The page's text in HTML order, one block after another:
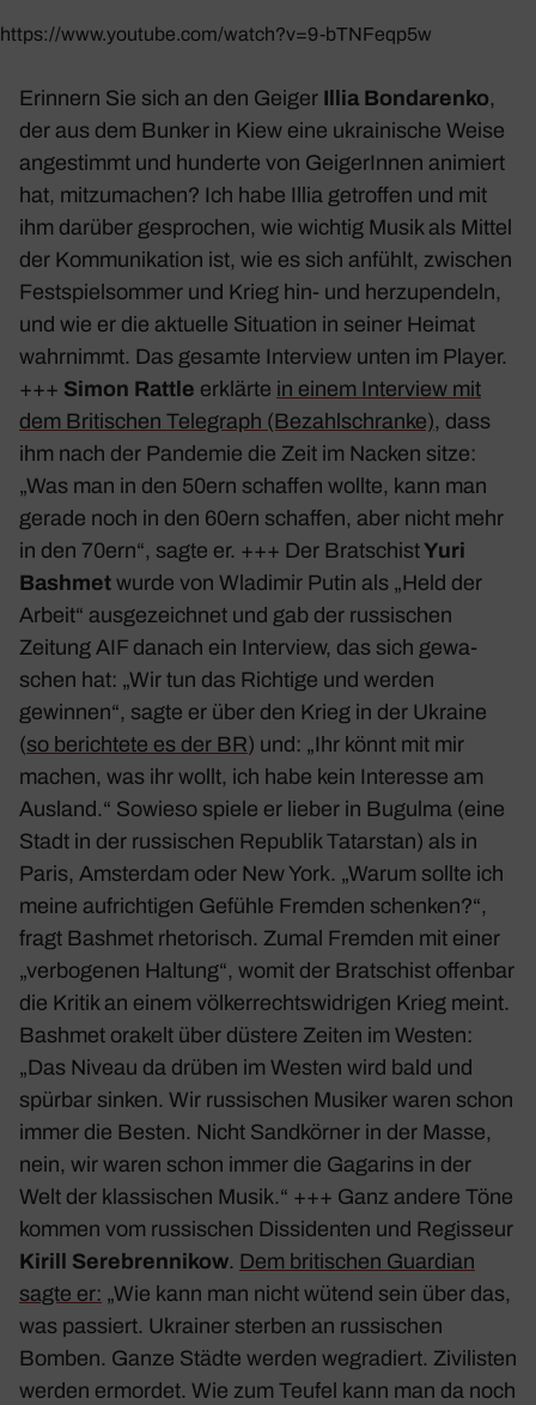
https://www.youtube.com/watch?v=9‑bTNFeqp5w
Erin­nern Sie sich an den Geiger Illia Bonda­renko,
der aus dem Bunker in Kiew eine ukrai­ni­sche Weise
ange­stimmt und hunderte von Geige­rInnen animiert
hat, mitzu­ma­chen? Ich habe Illia getroffen und mit
ihm darüber gespro­chen, wie wichtig Musik als Mittel
der Kommu­ni­ka­tion ist, wie es sich anfühlt, zwischen
Fest­spiel­sommer und Krieg hin- und herzu­pen­deln,
und wie er die aktu­elle Situa­tion in seiner Heimat
wahr­nimmt. Das gesamte Inter­view unten im Player.
+++ Simon Rattle erklärte in einem Inter­view mit
dem Briti­schen Tele­graph (Bezahl­schranke), dass
ihm nach der Pandemie die Zeit im Nacken sitze:
„Was man in den 50ern schaffen wollte, kann man
gerade noch in den 60ern schaffen, aber nicht mehr
in den 70ern“, sagte er. +++ Der Brat­schist Yuri
Bashmet wurde von Wladimir Putin als „Held der
Arbeit“ ausge­zeichnet und gab der russi­schen
Zeitung AIF danach ein Inter­view, das sich gewa­
schen hat: „Wir tun das Rich­tige und werden
gewinnen“, sagte er über den Krieg in der Ukraine
(so berich­tete es der BR) und: „Ihr könnt mit mir
machen, was ihr wollt, ich habe kein Inter­esse am
Ausland.“ Sowieso spiele er lieber in Bugulma (eine
Stadt in der russi­schen Repu­blik Tatar­stan) als in
Paris, Amsterdam oder New York. „Warum sollte ich
meine aufrich­tigen Gefühle Fremden schenken?“,
fragt Bashmet rheto­risch. Zumal Fremden mit einer
„verbo­genen Haltung“, womit der Brat­schist offenbar
die Kritik an einem völker­rechts­wid­rigen Krieg meint.
Bashmet orakelt über düstere Zeiten im Westen:
„Das Niveau da drüben im Westen wird bald und
spürbar sinken. Wir russi­schen Musiker waren schon
immer die Besten. Nicht Sand­körner in der Masse,
nein, wir waren schon immer die Gaga­rins in der
Welt der klas­si­schen Musik.“ +++ Ganz andere Töne
kommen vom russi­schen Dissi­denten und Regis­seur
Kirill Serebren­nikow. Dem briti­schen Guar­dian
sagte er: „Wie kann man nicht wütend sein über das,
was passiert. Ukrainer sterben an russi­schen
Bomben. Ganze Städte werden wegra­diert. Zivi­listen
werden ermordet. Wie zum Teufel kann man da noch